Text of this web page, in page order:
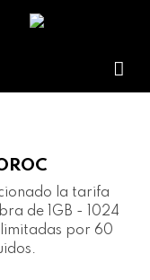
la tarifa
de 1GB - 1024
por 60